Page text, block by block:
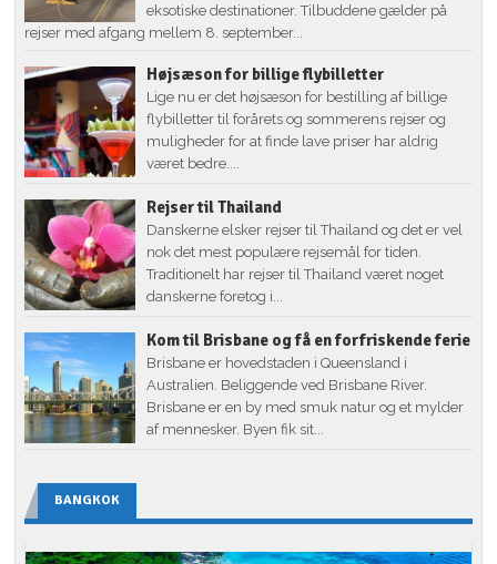
eksotiske destinationer. Tilbuddene gælder på
rejser med afgang mellem 8. september...
Højsæson for billige flybilletter
Lige nu er det højsæson for bestilling af billige
flybilletter til forårets og sommerens rejser og
muligheder for at finde lave priser har aldrig
været bedre....
Rejser til Thailand
Danskerne elsker rejser til Thailand og det er vel
nok det mest populære rejsemål for tiden.
Traditionelt har rejser til Thailand været noget
danskerne foretog i...
Kom til Brisbane og få en forfriskende ferie
Brisbane er hovedstaden i Queensland i
Australien. Beliggende ved Brisbane River.
Brisbane er en by med smuk natur og et mylder
af mennesker. Byen fik sit...
BANGKOK